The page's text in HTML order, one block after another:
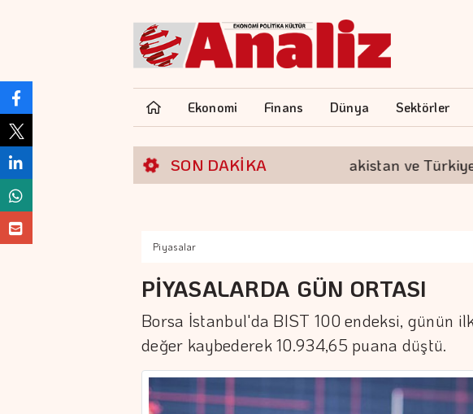
Ekonomi Finans Dünya Sektörler
SON DAKİKA
S. Arabistan, Pakistan ve Türkiye'den
Piyasalar
PİYASALARDA GÜN ORTASI
Borsa İstanbul'da BIST 100 endeksi, günün
değer kaybederek 10.934,65 puana düştü.